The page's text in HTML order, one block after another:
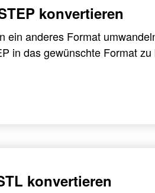
konvertieren
ein anderes Format
in das gewünschte Format
konvertieren